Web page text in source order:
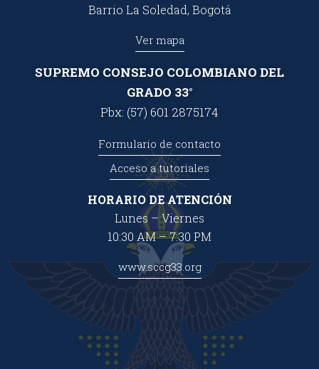
Barrio La Soledad, Bogotá
Ver mapa
SUPREMO CONSEJO COLOMBIANO DEL
GRADO 33°
Pbx: (57) 601 2875174
Formulario de contacto
Acceso a tutoriales
HORARIO DE ATENCIÓN
Lunes – Viernes
10:30 AM – 7:30 PM
www.sccg33.org